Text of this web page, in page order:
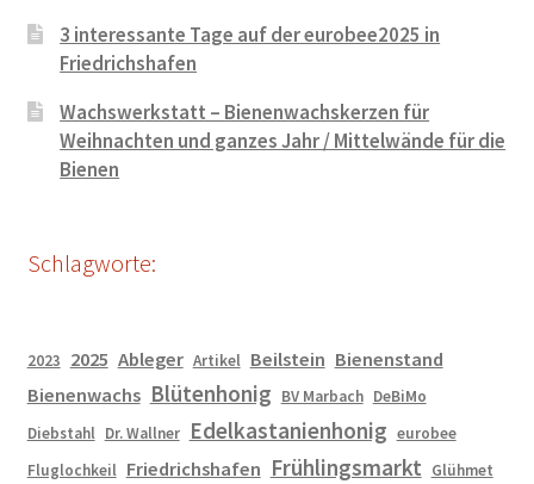
3 interessante Tage auf der eurobee2025 in
Friedrichshafen
Wachswerkstatt – Bienenwachskerzen für
Weihnachten und ganzes Jahr / Mittelwände für die
Bienen
Schlagworte:
2023 2025 Ableger Artikel Beilstein Bienenstand
Bienenwachs Blütenhonig BV Marbach DeBiMo
Diebstahl Dr. Wallner Edelkastanienhonig eurobee
Fluglochkeil Friedrichshafen Frühlingsmarkt Glühmet